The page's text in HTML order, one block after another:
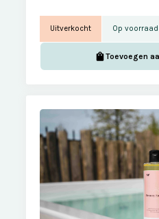
Uitverkocht Op voorraad
Toevoegen